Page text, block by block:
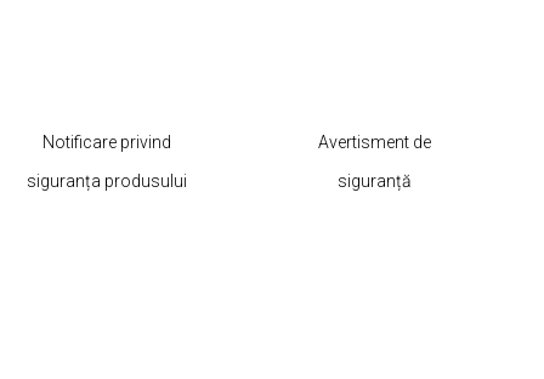
Notificare privind
siguranța produsului
Avertisment de
siguranță